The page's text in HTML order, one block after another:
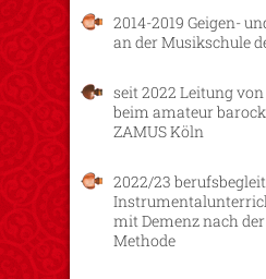
2014-2019 Geigen-
an der Musikschule
seit 2022 Leitung
beim amateur
ZAMUS Köln
2022/23
mit Demenz nach
Methode